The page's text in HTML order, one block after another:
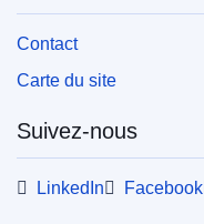
Contact
Carte du site
Suivez-nous
LinkedIn Facebook